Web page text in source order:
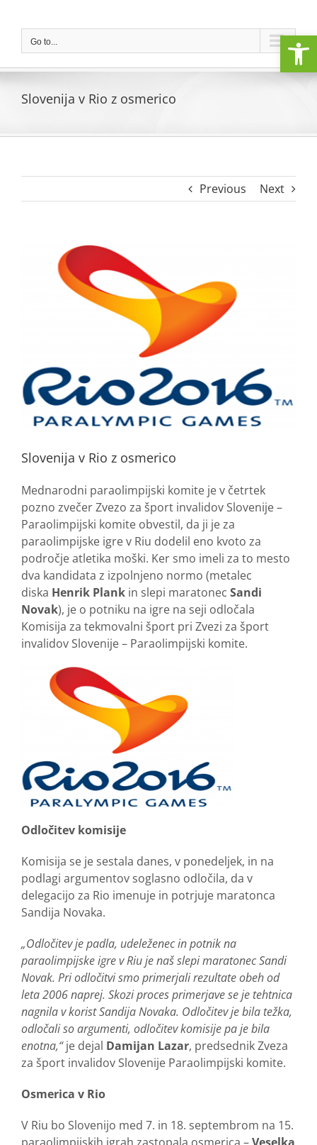
contentGo to...
Slovenija v Rio z osmerico
Previous Next
Slovenija v Rio z osmerico
Mednarodni paraolimpijski komite je v četrtek
pozno zvečer Zvezo za šport invalidov Slovenije –
Paraolimpijski komite obvestil, da ji je za
paraolimpijske igre v Riu dodelil eno kvoto za
področje atletika moški. Ker smo imeli za to mesto
dva kandidata z izpolnjeno normo (metalec
diska Henrik Plank in slepi maratonec Sandi
Novak), je o potniku na igre na seji odločala
Komisija za tekmovalni šport pri Zvezi za šport
invalidov Slovenije – Paraolimpijski komite.
Odločitev komisije
Komisija se je sestala danes, v ponedeljek, in na
podlagi argumentov soglasno odločila, da v
delegacijo za Rio imenuje in potrjuje maratonca
Sandija Novaka.
„Odločitev je padla, udeleženec in potnik na
paraolimpijske igre v Riu je naš slepi maratonec Sandi
Novak. Pri odločitvi smo primerjali rezultate obeh od
leta 2006 naprej. Skozi proces primerjave se je tehtnica
nagnila v korist Sandija Novaka. Odločitev je bila težka,
odločali so argumenti, odločitev komisije pa je bila
enotna,“je dejal Damijan Lazar, predsednik Zveza
za šport invalidov Slovenije Paraolimpijski komite.
Osmerica v Rio
V Riu bo Slovenijo med 7. in 18. septembrom na 15.